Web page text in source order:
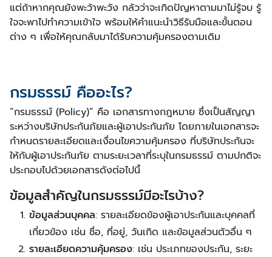
แต่ถ้าหากคุณยังพะว้าพะวัง กลัวว่าจะเกิดปัญหาตามมาไม่รู้จบ รู้
ใจจะพาไปทำความเข้าใจ พร้อมให้คำแนะนำวิธีรับมือและขั้นตอน
ต่าง ๆ เพื่อให้คุณกลับมาได้รับความคุ้มครองตามเดิม
กรมธรรม์ คืออะไร?
“กรมธรรม์ (Policy)” คือ เอกสารทางกฎหมาย ซึ่งเป็นสัญญา
ระหว่างบริษัทประกันภัยและผู้เอาประกันภัย โดยภายในเอกสารจะ
กำหนดรายละเอียดและเงื่อนไขความคุ้มครอง ที่บริษัทประกันจะ
ให้กับผู้เอาประกันภัย ตามระยะเวลาที่ระบุในกรมธรรม์ ตามปกติจะ
ประกอบไปด้วยเอกสารดังต่อไปนี้
ข้อมูลสำคัญในกรมธรรม์มีอะไรบ้าง?
ข้อมูลส่วนบุคคล: รายละเอียดข้องผู้เอาประกันและบุคคลที่
เกี่ยวข้อง เช่น ชื่อ, ที่อยู่, วันเกิด และข้อมูลส่วนตัวอื่น ๆ
รายละเอียดความคุ้มครอง: เช่น ประเภทของประกัน, ระยะ